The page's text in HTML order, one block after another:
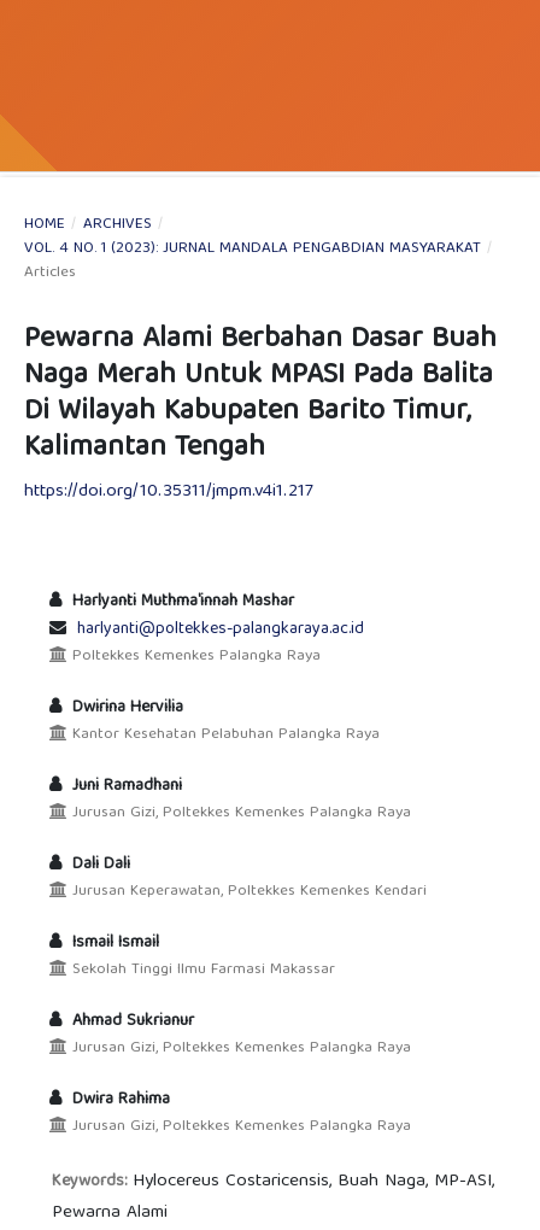
HOME / ARCHIVES /
VOL. 4 NO. 1 (2023): JURNAL MANDALA PENGABDIAN MASYARAKAT /
Articles
Pewarna Alami Berbahan Dasar Buah
Naga Merah Untuk MPASI Pada Balita
Di Wilayah Kabupaten Barito Timur,
Kalimantan Tengah
https://doi.org/10.35311/jmpm.v4i1.217
Harlyanti Muthma'innah Mashar
harlyanti@poltekkes-palangkaraya.ac.id
Poltekkes Kemenkes Palangka Raya
Dwirina Hervilia
Kantor Kesehatan Pelabuhan Palangka Raya
Juni Ramadhani
Jurusan Gizi, Poltekkes Kemenkes Palangka Raya
Dali Dali
Jurusan Keperawatan, Poltekkes Kemenkes Kendari
Ismail Ismail
Sekolah Tinggi Ilmu Farmasi Makassar
Ahmad Sukrianur
Jurusan Gizi, Poltekkes Kemenkes Palangka Raya
Dwira Rahima
Jurusan Gizi, Poltekkes Kemenkes Palangka Raya
Keywords: Hylocereus Costaricensis, Buah Naga, MP-ASI,
Pewarna Alami